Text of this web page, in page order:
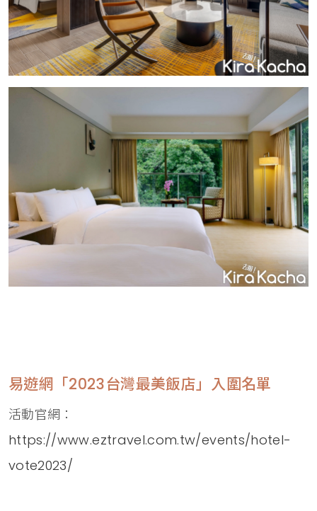
易遊網「2023台灣最美飯店」入圍名單
活動官網：
https://www.eztravel.com.tw/events/hotel-
vote2023/